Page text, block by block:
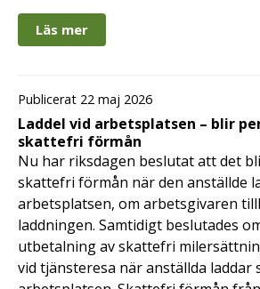
Läs mer
Publicerat 22 maj 2026
Laddel vid arbetsplatsen – blir
skattefri förmån
Nu har riksdagen beslutat att det
skattefri förmån när den anställde
arbetsplatsen, om arbetsgivaren
laddningen. Samtidigt beslutades
utbetalning av skattefri
vid tjänsteresa när anställda laddar